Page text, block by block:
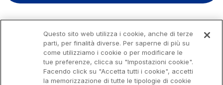
Questo sito web utilizza i cookie, anche di terze
parti, per finalità diverse. Per saperne di più su
come utilizziamo i cookie o per modificare le
tue preferenze, clicca su "Impostazioni cookie".
Facendo click su "Accetta tutti i cookie", accetti
la memorizzazione di tutte le tipologie di cookie